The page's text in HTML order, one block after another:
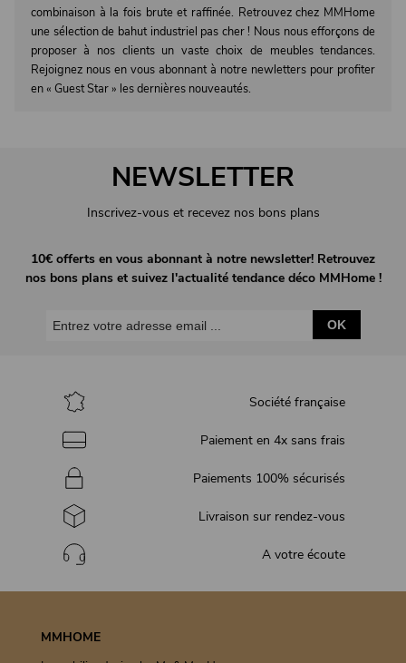
combinaison à la fois brute et raffinée. Retrouvez chez MMHome
une sélection de bahut industriel pas cher ! Nous nous efforçons de
proposer à nos clients un vaste choix de meubles tendances.
Rejoignez nous en vous abonnant à notre newletters pour profiter
en « Guest Star » les dernières nouveautés.
NEWSLETTER
Inscrivez-vous et recevez nos bons plans
10€ offerts en vous abonnant à notre newsletter! Retrouvez
nos bons plans et suivez l'actualité tendance déco MMHome !
OK
Société française
Paiement en 4x sans frais
Paiements 100% sécurisés
Livraison sur rendez-vous
A votre écoute
MMHOME